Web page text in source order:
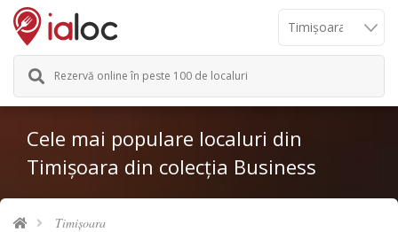
Rezervă online în peste 100 de localuri
Cele mai populare localuri din
Timișoara din colecția Business
Timișoara